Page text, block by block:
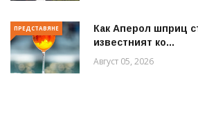
ПРЕДСТАВЯНЕ
Как Аперол шприц
известният ко...
Август 05, 2026